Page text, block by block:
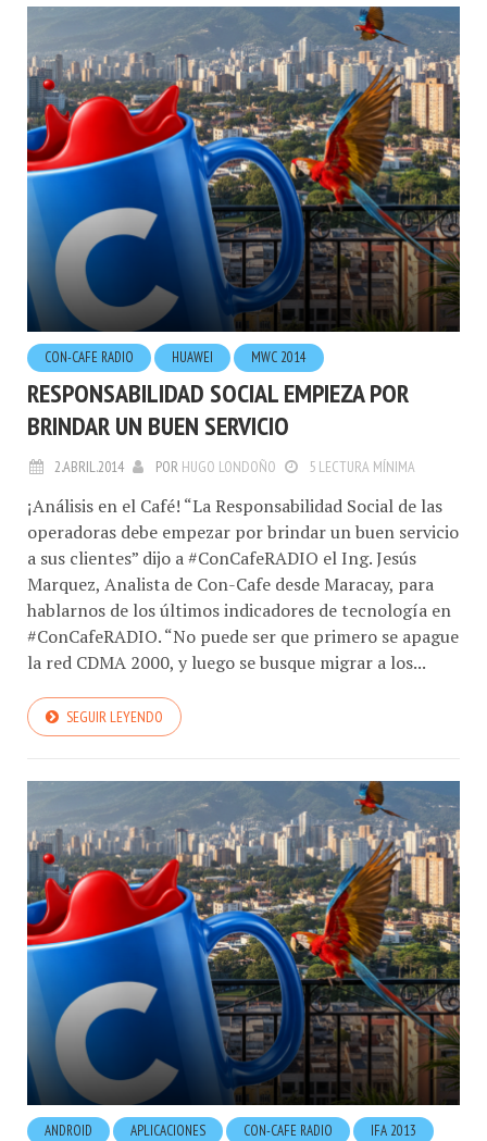
CON-CAFE RADIO HUAWEI MWC 2014
RESPONSABILIDAD SOCIAL EMPIEZA POR
BRINDAR UN BUEN SERVICIO
2.ABRIL.2014 POR HUGO LONDOÑO 5 LECTURA MÍNIMA
¡Análisis en el Café! “La Responsabilidad Social de las
operadoras debe empezar por brindar un buen servicio
a sus clientes” dijo a #ConCafeRADIO el Ing. Jesús
Marquez, Analista de Con-Cafe desde Maracay, para
hablarnos de los últimos indicadores de tecnología en
#ConCafeRADIO. “No puede ser que primero se apague
la red CDMA 2000, y luego se busque migrar a los...
SEGUIR LEYENDO
ANDROID APLICACIONES CON-CAFE RADIO
IFA 2013